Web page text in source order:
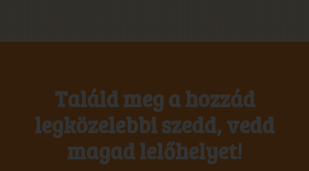
Találd meg a hozzád
legközelebbi szedd, vedd
magad lelőhelyet!